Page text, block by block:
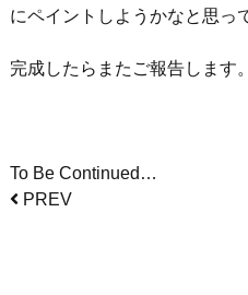
にペイントしようかなと思っ
完成したらまたご報告します。
To Be Continued…
PREV